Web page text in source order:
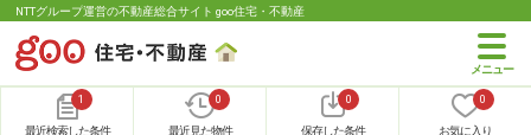
NTTグループ運営の不動産総合サイト goo住宅・不動産
1
最近検索した条件
0
最近見た物件
0
保存した条件
0
お気に入り